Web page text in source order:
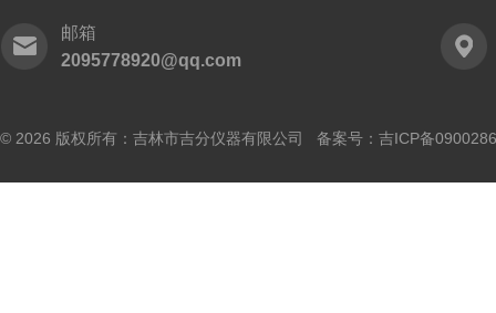
邮箱
2095778920@qq.com
© 2026 版权所有：吉林市吉分仪器有限公司 备案号： 吉ICP备